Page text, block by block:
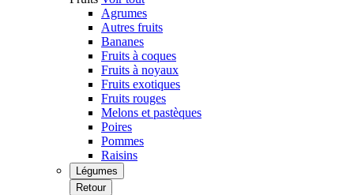
Agrumes
Autres fruits
Bananes
Fruits à coques
Fruits à noyaux
Fruits exotiques
Fruits rouges
Melons et pastèques
Poires
Pommes
Raisins
Légumes
Retour